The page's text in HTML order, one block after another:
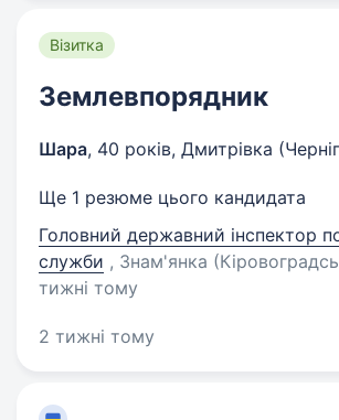
Візитка
Землевпорядник
Шара, 40 років, Дмитрівка
Ще 1 резюме цього кандидата
Головний державний інспектор
служби , Знам'янка
тижні тому
2 тижні тому